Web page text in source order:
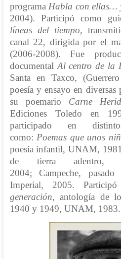
programa Habla con ellas…
2004). Participó como
líneas del tiempo,
canal 22, dirigida por el
(2006-2008). Fue
documental Al centro de la
Santa en Taxco,
poesía y ensayo en diversas
su poemario Carne
Ediciones Toledo en
participado en
como: Poemas que unos
poesía infantil, UNAM,
de tierra adentro,
2004; Campeche,
Imperial, 2005.
generación, antología de
1940 y 1949, UNAM, 1983.